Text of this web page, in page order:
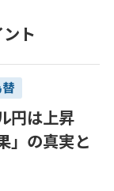
ト
円は上昇
」の真実と